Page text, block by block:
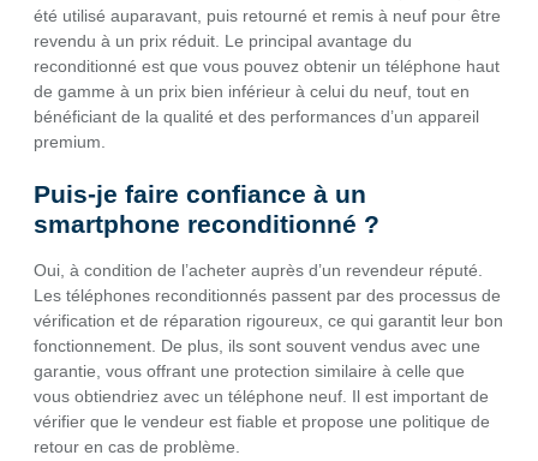
été utilisé auparavant, puis retourné et remis à neuf pour être
revendu à un prix réduit. Le principal avantage du
reconditionné est que vous pouvez obtenir un téléphone haut
de gamme à un prix bien inférieur à celui du neuf, tout en
bénéficiant de la qualité et des performances d’un appareil
premium.
Puis-je faire confiance à un
smartphone reconditionné ?
Oui, à condition de l’acheter auprès d’un revendeur réputé.
Les téléphones reconditionnés passent par des processus de
vérification et de réparation rigoureux, ce qui garantit leur bon
fonctionnement. De plus, ils sont souvent vendus avec une
garantie, vous offrant une protection similaire à celle que
vous obtiendriez avec un téléphone neuf. Il est important de
vérifier que le vendeur est fiable et propose une politique de
retour en cas de problème.